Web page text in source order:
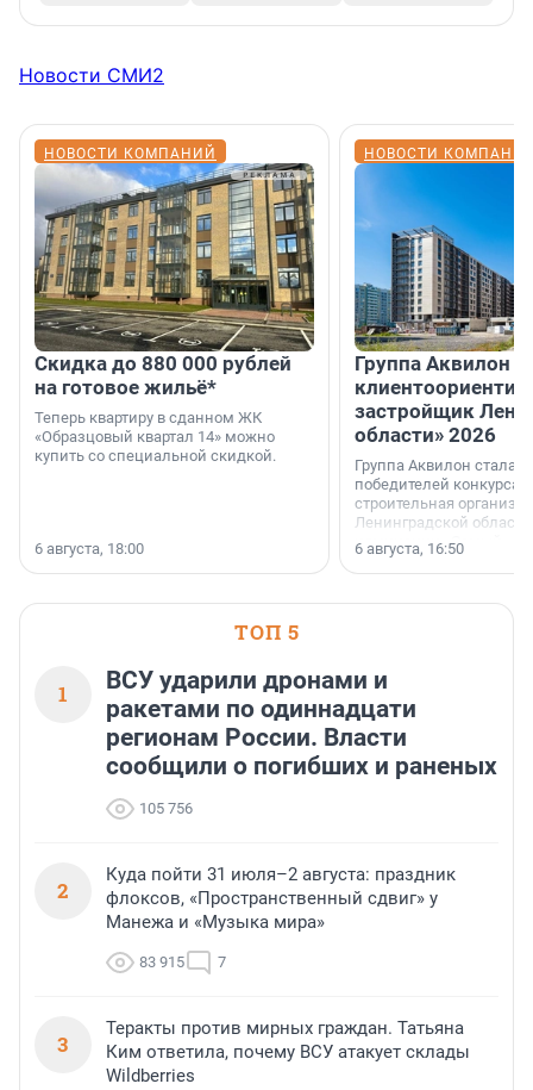
Новости СМИ2
НОВОСТИ КОМПАНИЙ
Скидка до 880 000 рублей
на готовое жильё*
Теперь квартиру в сданном ЖК
«Образцовый квартал 14» можно
купить со специальной скидкой.
6 августа, 18:00
НОВОСТИ
Группа Аквилон
застройщик
области» 2026
Группа Аквилон стала
победителей конкурса
строительная
Ленинградской области
номинации «Самый
застройщик
6 августа, 16:50
ТОП 5
1
ВСУ ударили дронами и
ракетами по одиннадцати
регионам России. Власти
сообщили о погибших и раненых
105 756
2
Куда пойти 31 июля–2 августа: праздник
флоксов, «Пространственный сдвиг» у
Манежа и «Музыка мира»
83 915 7
3
Теракты против мирных граждан. Татьяна
Ким ответила, почему ВСУ атакует склады
Wildberries